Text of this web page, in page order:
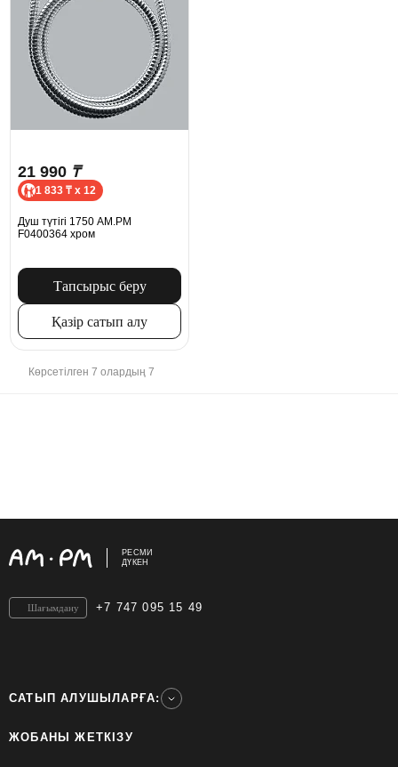
21 990 ₸
1 833 ₸ x 12
Душ түтігі 1750 AM.PM
F0400364 хром
Тапсырыс беру
Қазір сатып алу
Көрсетілген 7 олардың 7
РЕСМИ
ДҮКЕН
+7 747 095 15 49
Шағымдану
САТЫП АЛУШЫЛАРҒА:
ЖОБАНЫ ЖЕТКІЗУ